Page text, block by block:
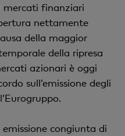
mercati finanziari
nettamente
della maggior
della ripresa
azionari è oggi
sull’emissione degli
congiunta di